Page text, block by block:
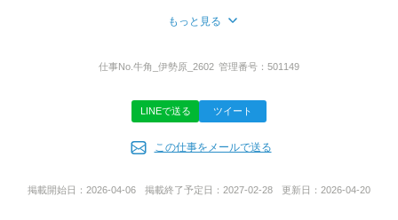
ご応募は、お電話またはweb応募ボタンから受付中です
14:00～23:00の間受付中です。
繋がるまで切らずにそのままお待ち下さい
24時間受付中です。
神奈川県平塚市紅谷町１６―４
もっと見る
仕事No. 牛角_伊勢原_2602 管理番号： 501149
LINEで送る ツイート
この仕事をメールで送る
掲載開始日： 2026-04-06 掲載終了予定日： 2027-02-28 更新日： 2026-04-20